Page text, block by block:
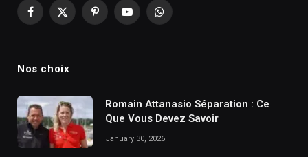
Facebook
X
PinterestYouTubeWhatsApp
Nos choix
Romain Attanasio Séparation : Ce
Que Vous Devez Savoir
January 30, 2026